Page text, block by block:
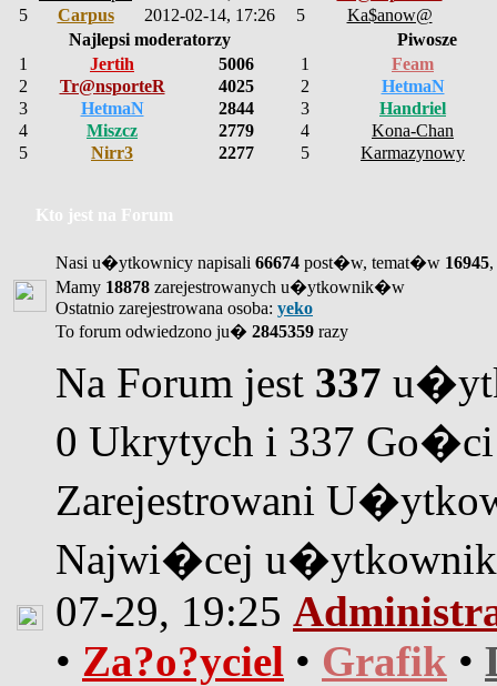
5
Carpus 2012-02-14, 17:26
5
Ka$anow@
Najlepsi moderatorzy
Piwosze
1
Jertih
5006
2
Tr@nsporteR
4025
3
HetmaN
2844
4
Miszcz
2779
5
Nirr3 2277
1
Feam
2
HetmaN
3
Handriel
4
Kona-Chan
5
Karmazynowy
Kto jest na Forum
Nasi u�ytkownicy napisali 66674 post�w, temat�w 16945
Mamy 18878 zarejestrowanych u�ytkownik�w
Ostatnio zarejestrowana osoba: yeko
To forum odwiedzono ju� 2845359 razy
Na Forum jest 337
0 Ukrytych i 337 Go�ci
Zarejestrowani
Najwi�cej
07-29, 19:25
• Za?o?yciel • Grafik •